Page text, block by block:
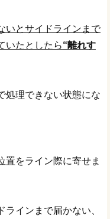
いとサイドラインまで
いたとしたら“離れす
処理できない状態にな
置をライン際に寄せま
インまで届かない、